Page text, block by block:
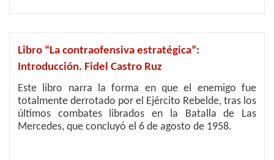
Libro “La contraofensiva estratégica”:
Introducción. Fidel Castro Ruz
Este libro narra la forma en que el enemigo fue
totalmente derrotado por el Ejército Rebelde, tras los
últimos combates librados en la Batalla de Las
Mercedes, que concluyó el 6 de agosto de 1958.